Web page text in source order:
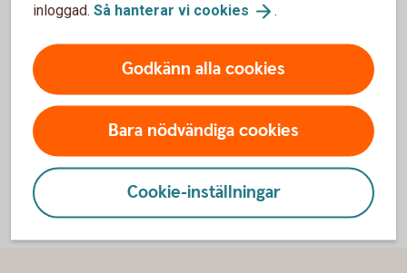
inloggad. Så hanterar vi cookies .
Godkänn alla cookies
Bara nödvändiga cookies
Cookie-inställningar